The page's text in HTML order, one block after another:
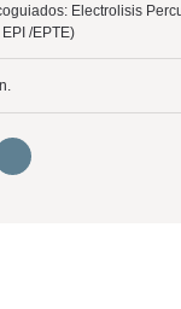
Electrolisis
/EPTE)